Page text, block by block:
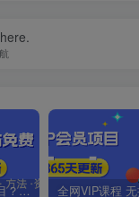
你还在到处找项目？还在当韭菜？我靠卖项目一个月收入5万+，曾经我也是个失败者。